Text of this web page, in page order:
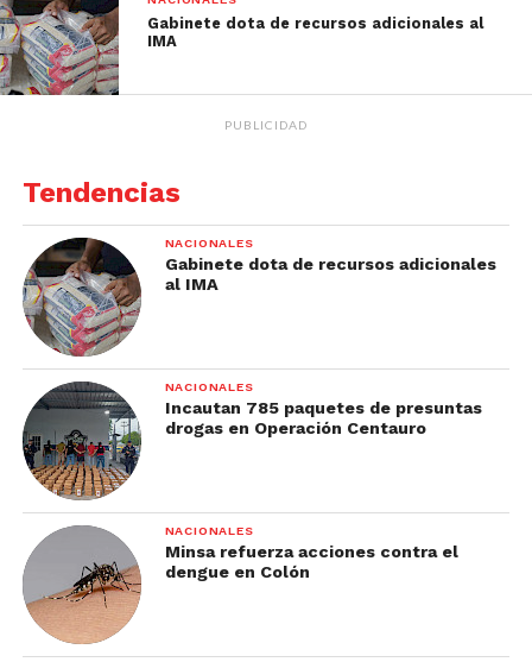
Gabinete dota de recursos adicionales al
IMA
PUBLICIDAD
Tendencias
NACIONALES
Gabinete dota de recursos adicionales
al IMA
NACIONALES
Incautan 785 paquetes de presuntas
drogas en Operación Centauro
NACIONALES
Minsa refuerza acciones contra el
dengue en Colón